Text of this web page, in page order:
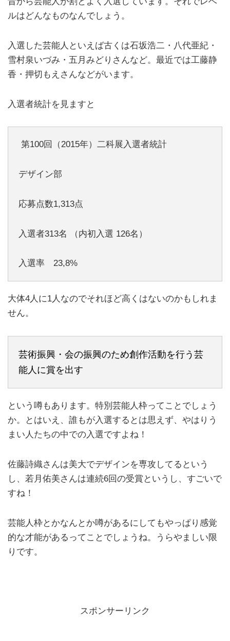
ルはどんなものなんでしょう。
入選した芸能人といえば古くは石坂浩二・八代亜紀・
雪村泉いづみ・五月みどりさんなど。最近では工藤静
香・押切もえさんなどがいます。
入選者統計を見ますと
第100回（2015年）二科展入選者統計
デザイン部
応募点数1,313点
入選者313名 （内初入選 126名）
入選率 23,8%
大体4人に1人なのでそれほど高くはないのかもしれま
せん。
芸術振興・会の振興のため創作活動を行う芸
能人に賞を出す
という噂もあります。特別芸能人枠ってことでしょう
か。とはいえ、誰もが入選するとは思えず、やはりう
まい人たちの中での入選ですよね！
佐藤詩織さんは美大でデザインを専攻してるという
し、若月佑美さんは連続6回の受賞というし、すごいで
すね！
芸能人枠とかなんとか噂があるにしてもやっぱり感覚
的な才能があるってことでしょうね。うらやましい限
りです。
スポンサーリンク